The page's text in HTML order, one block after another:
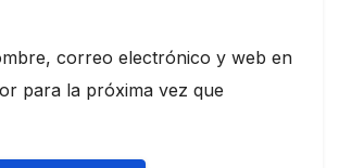
correo electrónico y web en
para la próxima vez que